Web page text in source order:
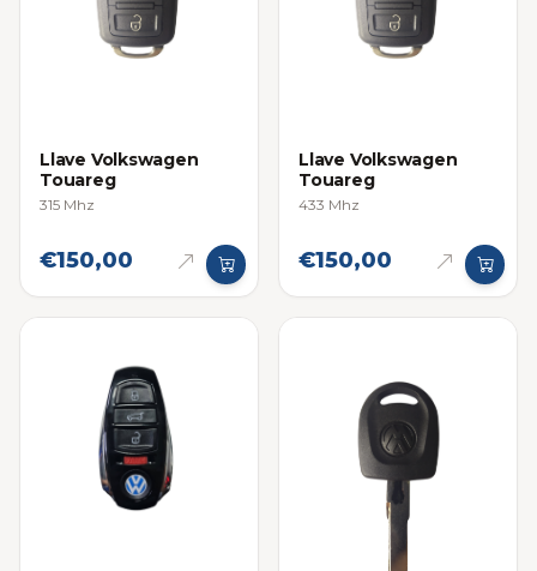
Llave Volkswagen
Touareg
315 Mhz
€150,00
Llave Volkswagen
Touareg
433 Mhz
€150,00